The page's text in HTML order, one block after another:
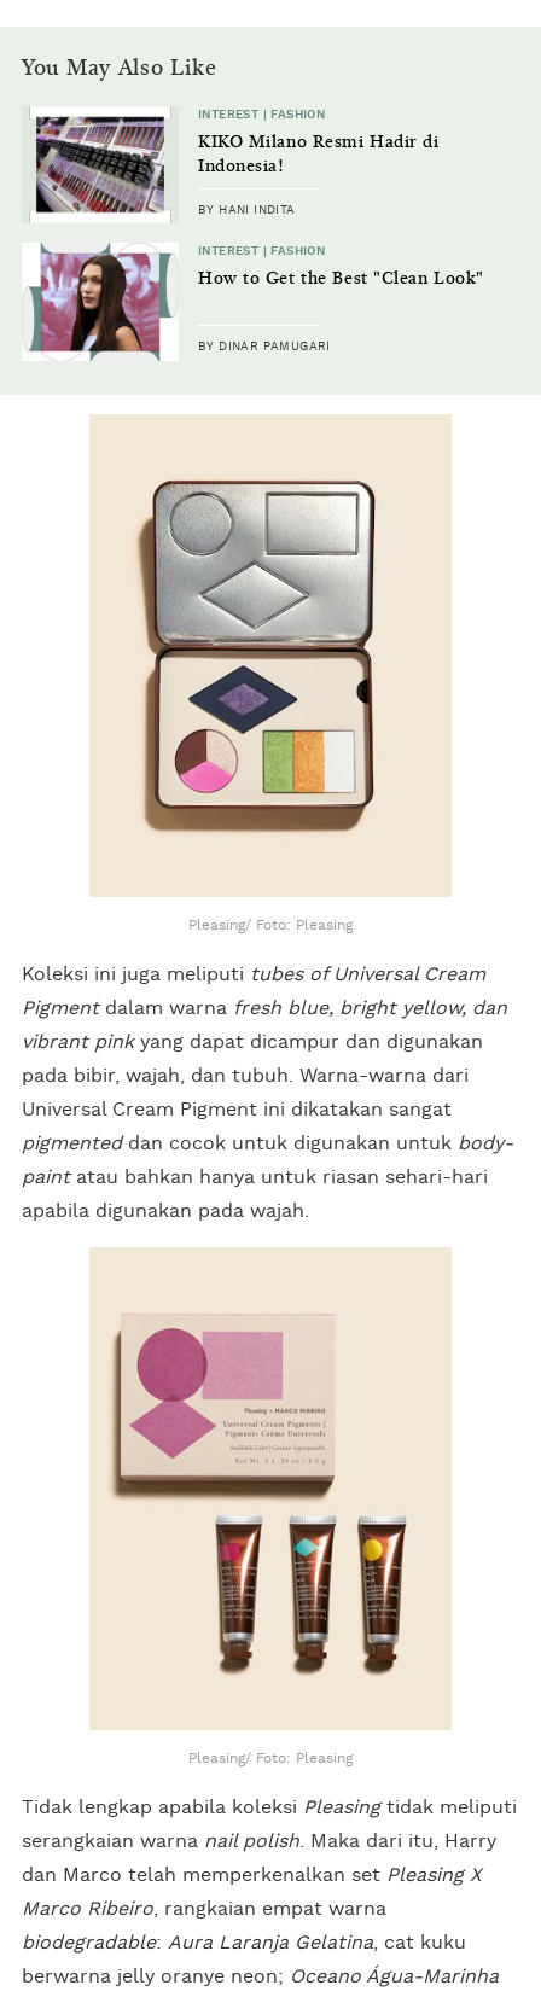
You May Also Like
INTEREST | FASHION
KIKO Milano Resmi Hadir di
Indonesia!
BY HANI INDITA
INTEREST | FASHION
How to Get the Best "Clean Look"
BY DINAR PAMUGARI
Pleasing/ Foto: Pleasing
Koleksi ini juga meliputi tubes of Universal Cream
Pigmentdalam warna fresh blue, bright yellow, dan
vibrant pinkyang dapat dicampur dan digunakan
pada bibir, wajah, dan tubuh. Warna-warna dari
Universal Cream Pigment ini dikatakan sangat
pigmenteddan cocok untuk digunakan untuk body-
paintatau bahkan hanya untuk riasan sehari-hari
apabila digunakan pada wajah.
Pleasing/ Foto: Pleasing
Tidak lengkap apabila koleksi Pleasingtidak meliputi
serangkaian warna nail polish . Maka dari itu, Harry
dan Marco telah memperkenalkan set Pleasing X
Marco Ribeiro , rangkaian empat warna
biodegradable: Aura Laranja Gelatina , cat kuku
berwarna jelly oranye neon; Oceano Água-Marinha